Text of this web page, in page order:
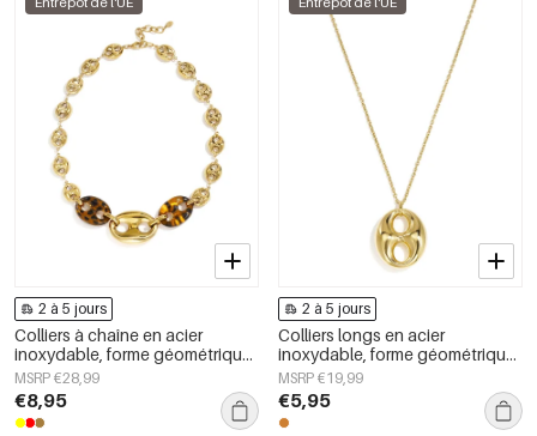
2 à 5 jours
Colliers à chaîne en acier
inoxydable, forme géométrique,
collection simple pour le
quotidien, bijoux pour femmes
MSRP €28,99
€8,95
2 à 5 jours
Colliers longs en acier
inoxydable, forme géométrique,
collection simple pour le
quotidien, bijoux pour femmes
MSRP €19,99
€5,95